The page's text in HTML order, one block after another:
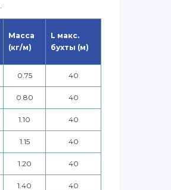
Масса
(кг/м)
L макс.
бухты (м)
0.75 40
0.80 40
1.10 40
1.15 40
1.20 40
1.40 40